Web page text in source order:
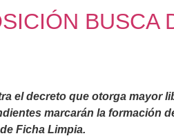
BUSCA
el decreto que otorga mayor
marcarán la formación
Ficha Limpia.